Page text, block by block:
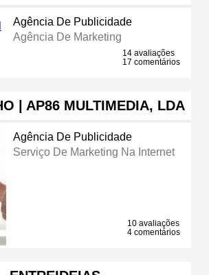
Agência De Publicidade
Agência De Marketing
14 avaliações
17 comentários
| AP86 MULTIMEDIA, LDA
Agência De Publicidade
Serviço De Marketing Na Internet
10 avaliações
4 comentários